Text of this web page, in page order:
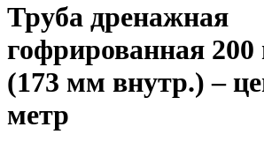
Труба дренажная
гофрированная
(173 мм внутр.) –
метр